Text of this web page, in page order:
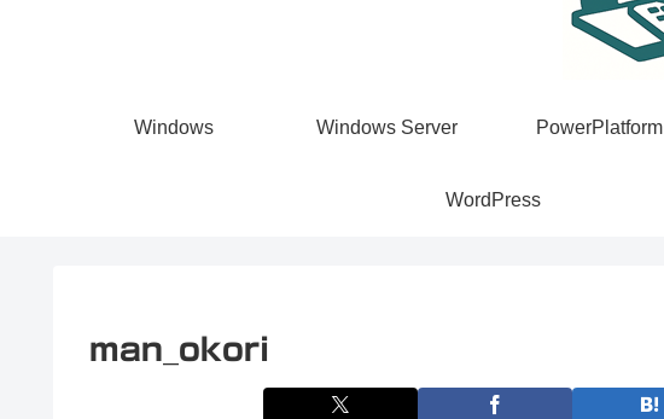
Windows Windows Server PowerPlatform
WordPress
man_okori